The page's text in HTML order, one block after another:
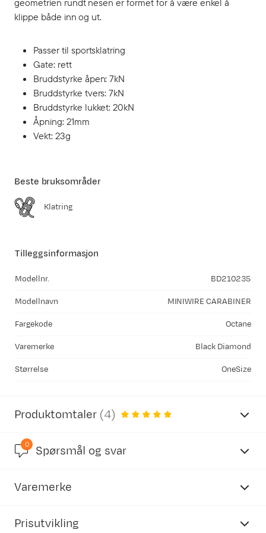
geometrien rundt nesen er formet for å være enkel å
klippe både inn og ut.
Passer til sportsklatring
Gate: rett
Bruddstyrke åpen: 7kN
Bruddstyrke tvers: 7kN
Bruddstyrke lukket: 20kN
Åpning: 21mm
Vekt: 23g
Tilleggsinformasjon
Modellnr. BD210235
Modellnavn MINIWIRE CARABINER
Fargekode Octane
Varemerke Black Diamond
Størrelse OneSize
Beste bruksområder
Klatring
Produktomtaler (4)
5.0
0 Spørsmål og svar
Varemerke
Prisutvikling